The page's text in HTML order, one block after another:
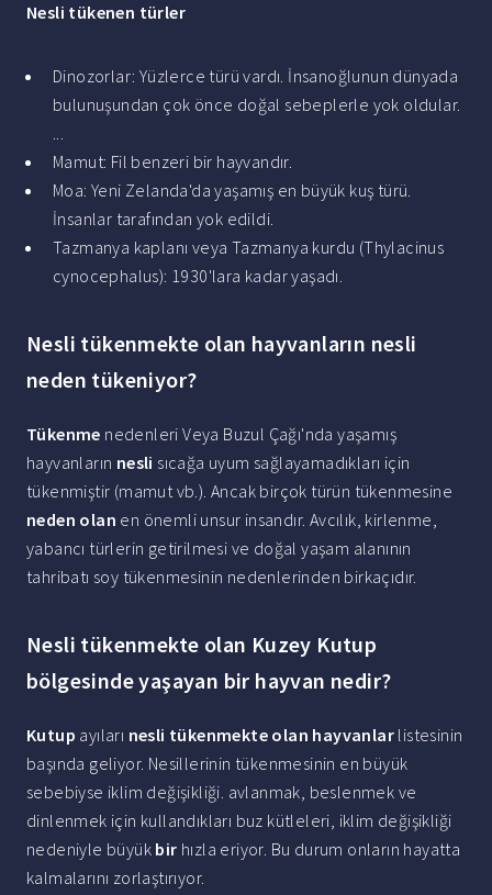
Nesli tükenen türler
Dinozorlar: Yüzlerce türü vardı. İnsanoğlunun dünyada
bulunuşundan çok önce doğal sebeplerle yok oldular.
...
Mamut: Fil benzeri bir hayvandır.
Moa: Yeni Zelanda'da yaşamış en büyük kuş türü.
İnsanlar tarafından yok edildi.
Tazmanya kaplanı veya Tazmanya kurdu (Thylacinus
cynocephalus): 1930'lara kadar yaşadı.
Nesli tükenmekte olan hayvanların nesli
neden tükeniyor?
Tükenme nedenleri Veya Buzul Çağı'nda yaşamış
hayvanların nesli sıcağa uyum sağlayamadıkları için
tükenmiştir (mamut vb.). Ancak birçok türün tükenmesine
neden olan en önemli unsur insandır. Avcılık, kirlenme,
yabancı türlerin getirilmesi ve doğal yaşam alanının
tahribatı soy tükenmesinin nedenlerinden birkaçıdır.
Nesli tükenmekte olan Kuzey Kutup
bölgesinde yaşayan bir hayvan nedir?
Kutup ayıları nesli tükenmekte olan hayvanlar listesinin
başında geliyor. Nesillerinin tükenmesinin en büyük
sebebiyse iklim değişikliği. avlanmak, beslenmek ve
dinlenmek için kullandıkları buz kütleleri, iklim değişikliği
nedeniyle büyük bir hızla eriyor. Bu durum onların hayatta
kalmalarını zorlaştırıyor.